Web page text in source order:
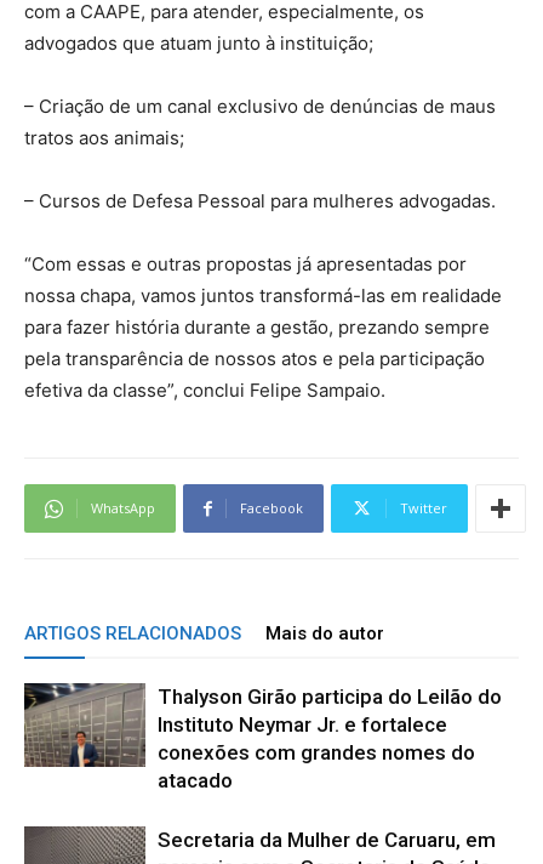
com a CAAPE, para atender, especialmente, os
advogados que atuam junto à instituição;
– Criação de um canal exclusivo de denúncias de maus
tratos aos animais;
– Cursos de Defesa Pessoal para mulheres advogadas.
“Com essas e outras propostas já apresentadas por
nossa chapa, vamos juntos transformá-las em realidade
para fazer história durante a gestão, prezando sempre
pela transparência de nossos atos e pela participação
efetiva da classe”, conclui Felipe Sampaio.
WhatsApp Facebook Twitter
ARTIGOS RELACIONADOS Mais do autor
Thalyson Girão participa do Leilão do
Instituto Neymar Jr. e fortalece
conexões com grandes nomes do
atacado
Secretaria da Mulher de Caruaru, em